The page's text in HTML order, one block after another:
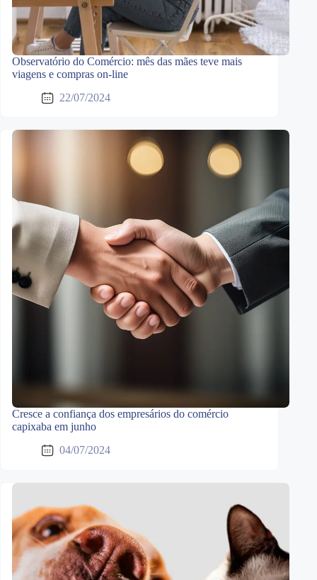
Observatório do Comércio: mês das mães teve mais
viagens e compras on-line
22/07/2024
Cresce a confiança dos empresários do comércio
capixaba em junho
04/07/2024